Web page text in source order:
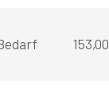
153,00